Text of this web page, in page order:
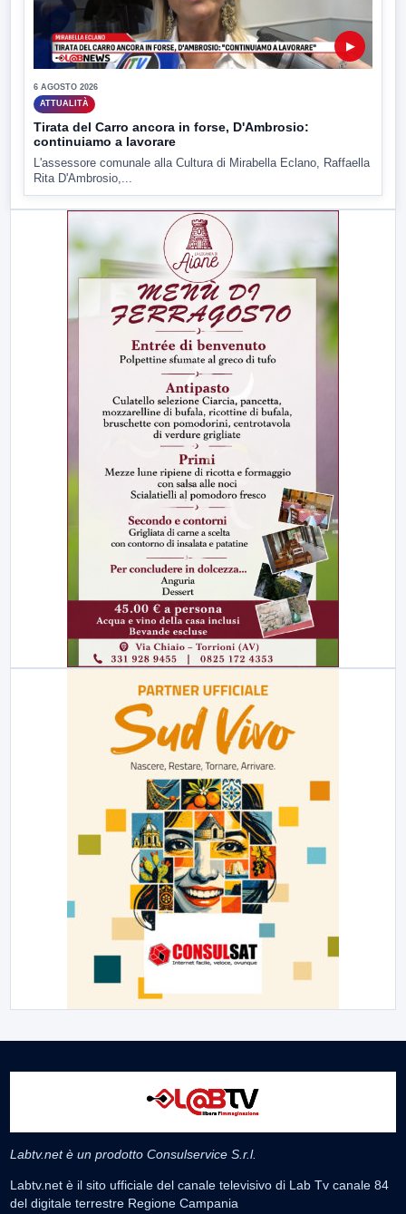
▶
6 AGOSTO 2026
ATTUALITÀ
Tirata del Carro ancora in forse, D'Ambrosio:
continuiamo a lavorare
L'assessore comunale alla Cultura di Mirabella Eclano, Raffaella
Rita D'Ambrosio,...
Labtv.net è un prodotto Consulservice S.r.l.
Labtv.net è il sito ufficiale del canale televisivo di Lab Tv canale 84
del digitale terrestre Regione Campania